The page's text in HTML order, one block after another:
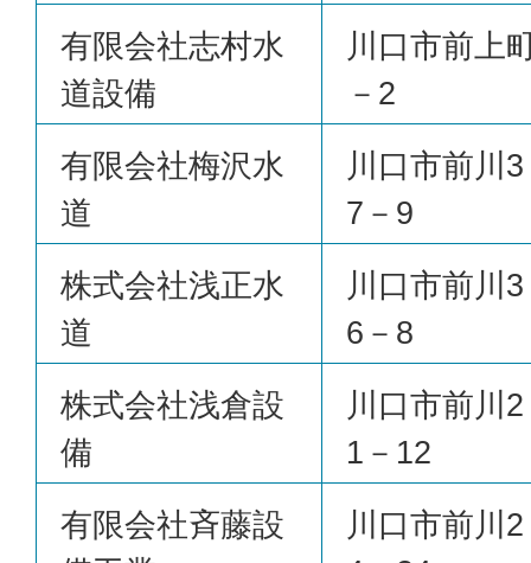
有限会社志村水
道設備
川口市前上
－2
有限会社梅沢水
道
川口市前川
7－9
株式会社浅正水
道
川口市前川
6－8
株式会社浅倉設
備
川口市前川
1－12
有限会社斉藤設
川口市前川